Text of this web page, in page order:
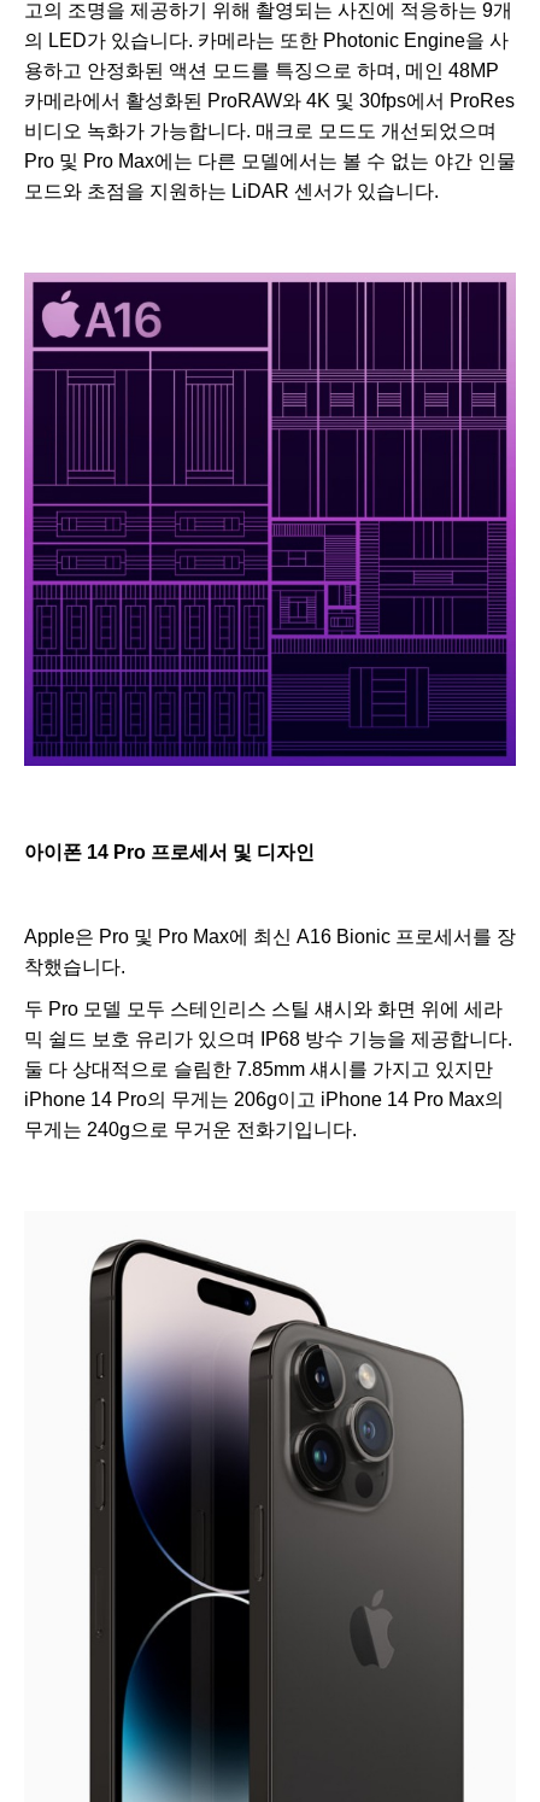
고의 조명을 제공하기 위해 촬영되는 사진에 적응하는 9개
의 LED가 있습니다. 카메라는 또한 Photonic Engine을 사
용하고 안정화된 액션 모드를 특징으로 하며, 메인 48MP
카메라에서 활성화된 ProRAW와 4K 및 30fps에서 ProRes
비디오 녹화가 가능합니다. 매크로 모드도 개선되었으며
Pro 및 Pro Max에는 다른 모델에서는 볼 수 없는 야간 인물
모드와 초점을 지원하는 LiDAR 센서가 있습니다.
아이폰 14 Pro 프로세서 및 디자인
Apple은 Pro 및 Pro Max에 최신 A16 Bionic 프로세서를 장
착했습니다.
두 Pro 모델 모두 스테인리스 스틸 섀시와 화면 위에 세라
믹 쉴드 보호 유리가 있으며 IP68 방수 기능을 제공합니다.
둘 다 상대적으로 슬림한 7.85mm 섀시를 가지고 있지만
iPhone 14 Pro의 무게는 206g이고 iPhone 14 Pro Max의
무게는 240g으로 무거운 전화기입니다.